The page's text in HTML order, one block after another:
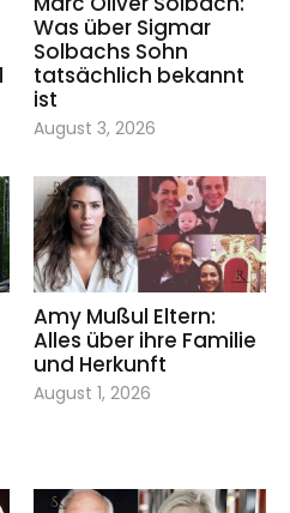
Was über Sigmar
Solbachs Sohn
tatsächlich bekannt
ist
August 3, 2026
Amy Mußul Eltern:
Alles über ihre Familie
und Herkunft
August 1, 2026